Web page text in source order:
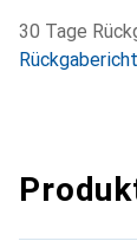
30 Tage